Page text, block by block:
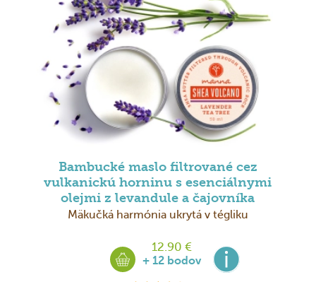
Bambucké maslo filtrované cez
vulkanickú horninu s esenciálnymi
olejmi z levandule a čajovníka
Mäkučká harmónia ukrytá v tégliku
12.90 €
+ 12 bodov